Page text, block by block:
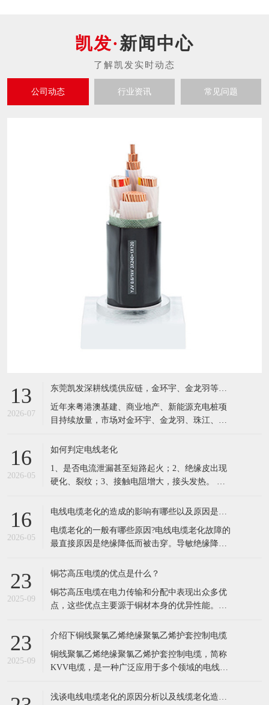
新闻中心
公司动态 行业资讯 常见问题
13
2026-07
东莞凯发深耕线缆供应链，金环宇、金龙羽等国标电缆现货充足，服务粤港澳工程市场
近年来粤港澳基建、商业地产、新能源充电桩项
目持续放量，市场对金环宇、金龙羽、珠江、成
的凯发电线电缆，依托十年行业积淀，搭建一站
应商。 公司现有六万余种线缆规格现货储备，覆
盖35KV高压电缆、低烟
16
2026-05
如何判定电线老化
1、是否电流泄漏甚至短路起火；2、绝缘皮出现
硬化、裂纹；3、接触电阻增大，接头发热。 列
荷运行。超负荷运行，由于电流的热效应，负载
集肤效应以及钢铠的涡流损耗、绝缘介质损耗也
会产乍附加热量，从而使电
16
2026-05
电缆老化的一般有哪些原因?电线电缆老化故障的
最直接原因是绝缘降低而被击穿。导敏绝缘降低
乎以下几种情况。 1、电缆老化原因:外力损伤。
展中的 海浦东，现在相当多的电缆故障都是由于
机械损伤引起的。比如：电缆敷设
23
2025-09
铜芯高压电缆的优点是什么？
铜芯高压电缆在电力传输和分配中表现出众多优
点，这些优点主要源于铜材本身的优异性能。以
电阻率远低于铝，这意味着在相同条件下，铜芯
体来说，铜芯电缆的
23
2025-09
介绍下铜线聚氯乙烯绝缘聚氯乙烯护套控制电缆
铜线聚氯乙烯绝缘聚氯乙烯护套控制电缆，简称
KVV电缆，是一种广泛应用于多个领域的电线电
KVV电缆是一种由铜芯线作为导体，外覆聚氯乙浅谈电线电缆老化的原因分析以及线缆老化造成的影响